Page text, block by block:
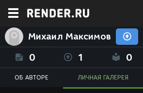
Михаил Максимов
0 1 0
ОБ АВТОРЕ ЛИЧНАЯ ГАЛЕРЕЯ